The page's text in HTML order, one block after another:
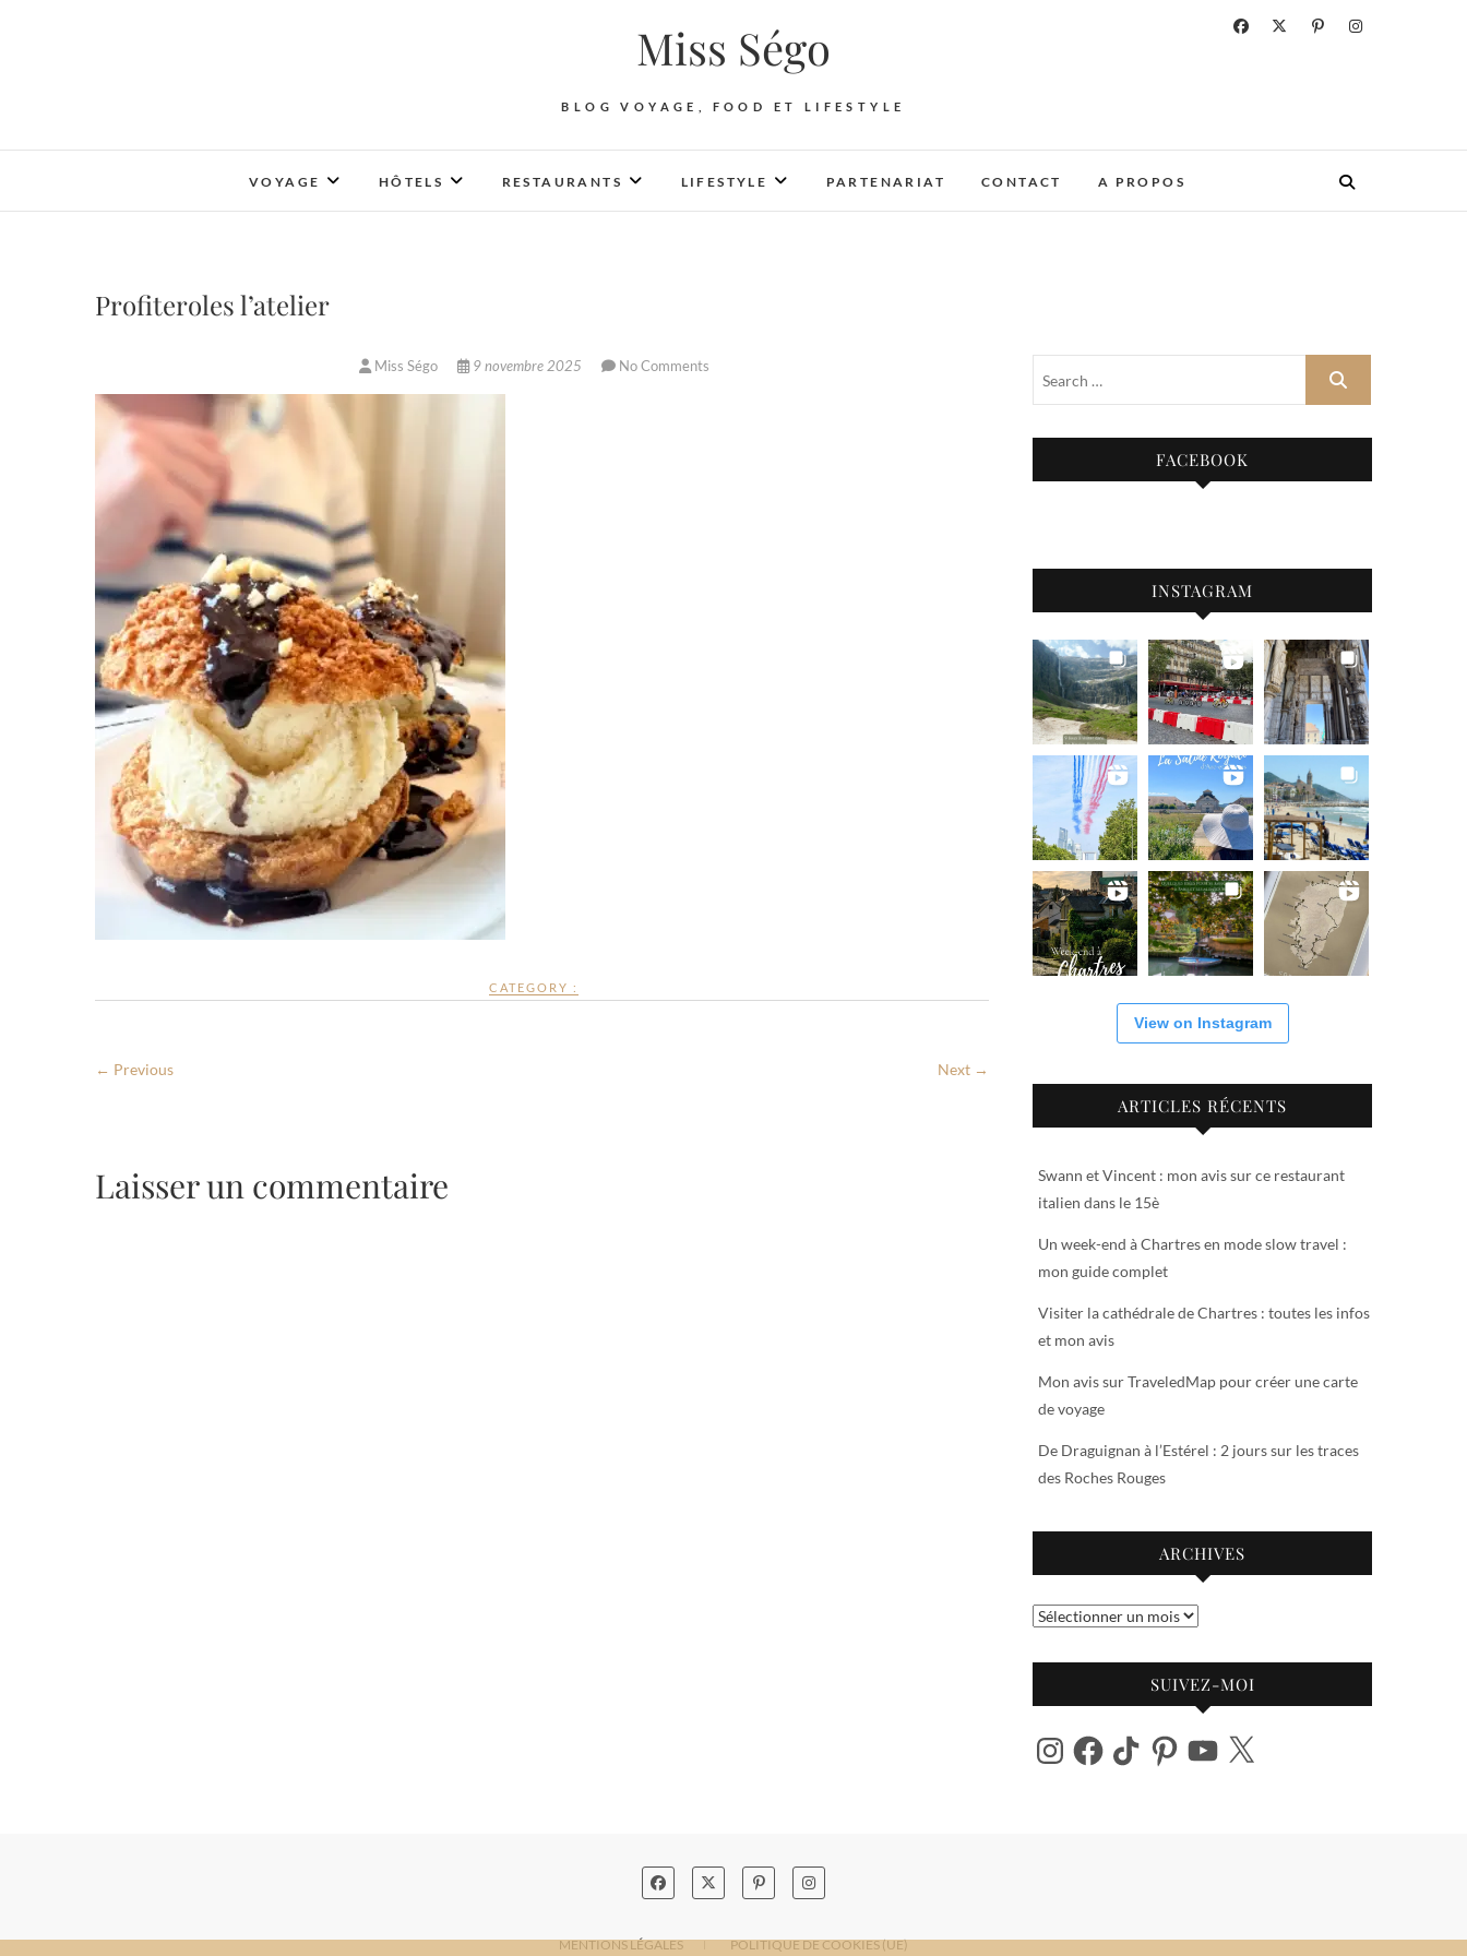
Miss Ségo
BLOG VOYAGE, FOOD ET LIFESTYLE
VOYAGE HÔTELS RESTAURANTS LIFESTYLE PARTENARIAT CONTACT A PROPOS
Profiteroles l’atelier
Miss Ségo 9 novembre 2025 No Comments
CATEGORY :
← Previous Next →
Laisser un commentaire
FACEBOOK
INSTAGRAM
View on Instagram
ARTICLES RÉCENTS
Swann et Vincent : mon avis sur ce restaurant
italien dans le 15è
Un week-end à Chartres en mode slow travel :
mon guide complet
Visiter la cathédrale de Chartres : toutes les infos
et mon avis
Mon avis sur TraveledMap pour créer une carte
de voyage
De Draguignan à l’Estérel : 2 jours sur les traces
des Roches Rouges
ARCHIVES
Archives
SUIVEZ-MOI
InstagramFacebook
TikTok PinterestYouTube
X
MENTIONS LÉGALES POLITIQUE DE COOKIES (UE)